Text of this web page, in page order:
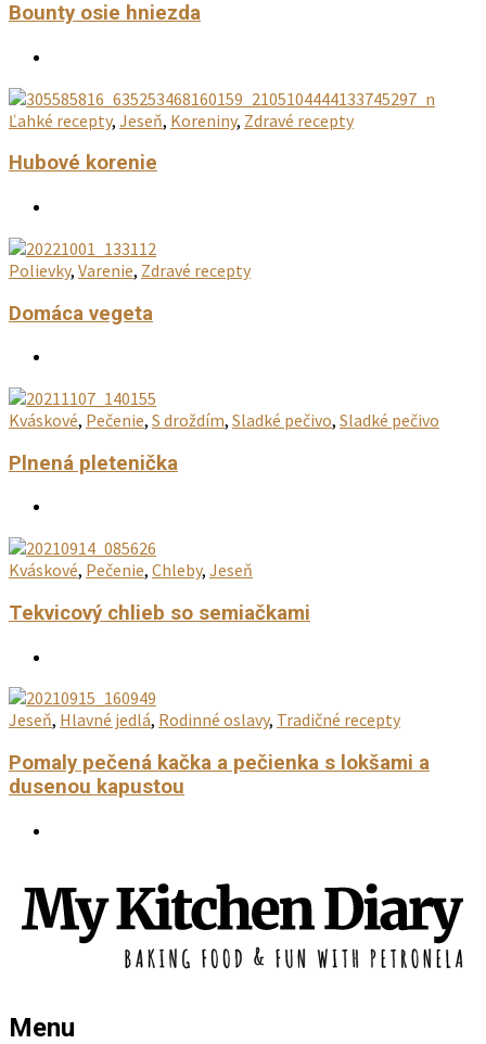
Bounty osie hniezda
Ľahké recepty, Jeseň, Koreniny, Zdravé recepty
Hubové korenie
Polievky, Varenie, Zdravé recepty
Domáca vegeta
Kváskové, Pečenie, S droždím, Sladké pečivo, Sladké pečivo
Plnená pletenička
Kváskové, Pečenie, Chleby, Jeseň
Tekvicový chlieb so semiačkami
Jeseň, Hlavné jedlá, Rodinné oslavy, Tradičné recepty
Pomaly pečená kačka a pečienka s lokšami a
dusenou kapustou
Menu